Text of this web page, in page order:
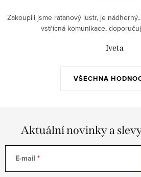
VŠECHNA
Zakoupili jsme ratanový lustr, je
vstřícná komunikace,
Iveta
Aktuální novinky a
E-mail